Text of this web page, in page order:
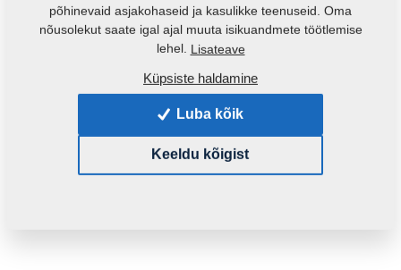
3000032
See varuosa sobib ka järgmistele masinatele:
1,1120 Kg
põhinevaid asjakohaseid ja kasulikke teenuseid. Oma
nõusolekut saate igal ajal muuta isikuandmete töötlemise
lehel. Lisateave
Küpsiste haldamine
Luba kõik
Keeldu kõigist